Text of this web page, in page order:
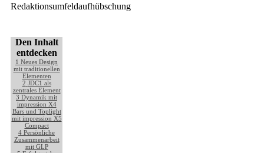
Redaktionsumfeldaufhübschung
Den Inhalt
entdecken
1 Neues Design
mit traditionellen
Elementen
2 JDC1 als
zentrales Element
3 Dynamik mit
impression X4
Bars und Toplight
mit impression X5
Compact
4 Persönliche
Zusammenarbeit
mit GLP